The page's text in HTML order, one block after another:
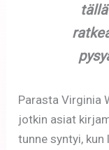
Parasta Virginia
jotkin asiat
tunne syntyi, kun